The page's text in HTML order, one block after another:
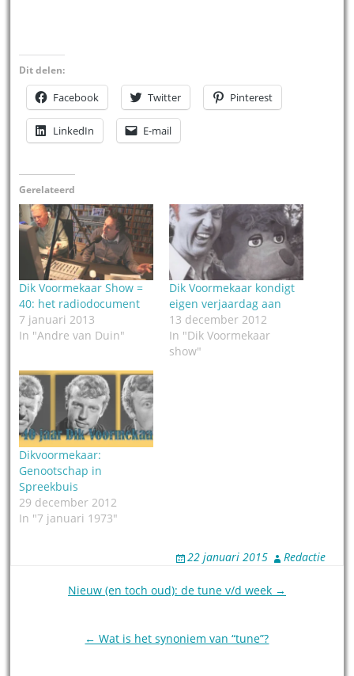
Dit delen:
Facebook Twitter Pinterest
LinkedIn E-mail
Gerelateerd
Dik Voormekaar Show =
40: het radiodocument
7 januari 2013
In "Andre van Duin"
Dik Voormekaar kondigt
eigen verjaardag aan
13 december 2012
In "Dik Voormekaar
show"
Dikvoormekaar:
Genootschap in
Spreekbuis
29 december 2012
In "7 januari 1973"
22 januari 2015 Redactie
Nieuw (en toch oud): de tune v/d week →
← Wat is het synoniem van “tune”?